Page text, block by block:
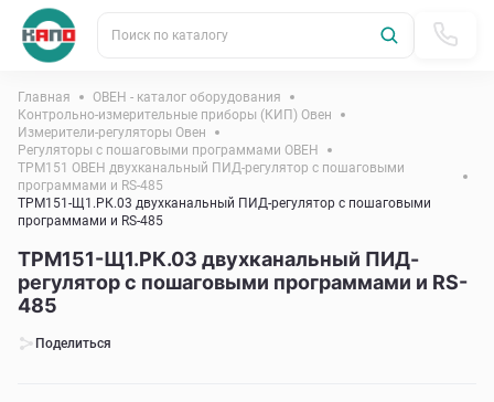
Поиск по каталогу
Главная
ОВЕН - каталог оборудования
Контрольно-измерительные приборы (КИП) Овен
Измерители-регуляторы Овен
Регуляторы с пошаговыми программами ОВЕН
ТРМ151 ОВЕН двухканальный ПИД-регулятор с пошаговыми
программами и RS-485
ТРМ151-Щ1.РК.03 двухканальный ПИД-регулятор с пошаговыми
программами и RS-485
ТРМ151-Щ1.РК.03 двухканальный ПИД-
регулятор с пошаговыми программами и RS-
485
Поделиться